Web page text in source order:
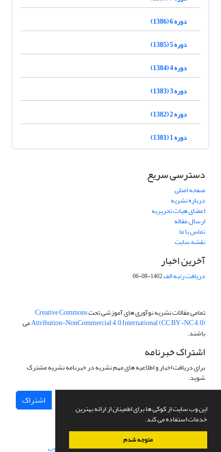
این وب سایت از کوکی ها برای اطمینان از ارائه بهترین
خدمات استفاده می کند.
متوجه شدم
دوره 6 (1386)
دوره 5 (1385)
دوره 4 (1384)
دوره 3 (1383)
دوره 2 (1382)
دوره 1 (1381)
دسترسی سریع
صفحه اصلی
درباره نشریه
اعضای هیات تحریریه
ارسال مقاله
تماس با ما
نقشه سایت
آخرین اخبار
دریافت رتبه الف1402-08-06
تمامی مقالات نشریه نوآوری های آموزشی تحتCreative Commons
Attribution-NonCommercial 4.0 International (CC BY-NC 4.0)می
باشند.
اشتراک خبرنامه
برای دریافت اخبار و اطلاعیه های مهم نشریه در خبرنامه نشریه مشترک
شوید.
اشتراک
سامانه مدیریت نشریات علمی.طراحی و پیاده سازی از سیناوب